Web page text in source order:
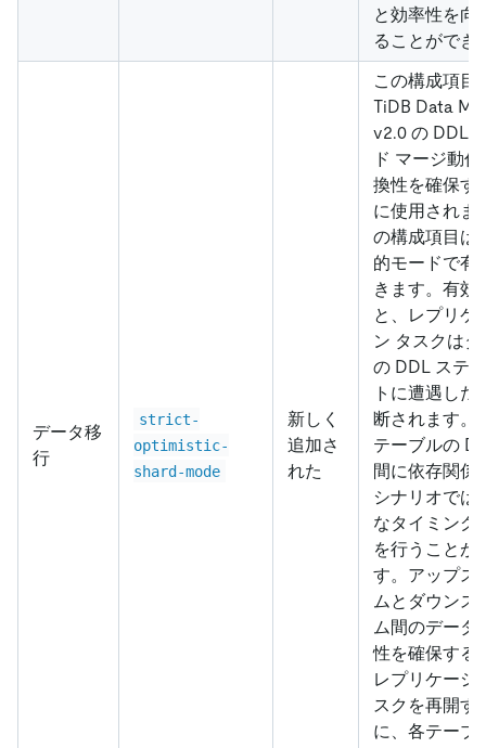
と効率性を向
ることができ
データ移
行
strict-
optimistic-
shard-mode
新しく
追加さ
れた
この構成項目
TiDB Data
v2.0 の DDL
ド マージ動
換性を確保す
に使用されま
の構成項目は
的モードで有
きます。有効
と、レプリケ
ン タスクは
の DDL ステ
トに遭遇した
断されます。
テーブルの
間に依存関係
シナリオでは
なタイミング
を行うことが
す。アップス
ムとダウンス
ム間のデータ
性を確保する
レプリケーシ
スクを再開す
に、各テーブ